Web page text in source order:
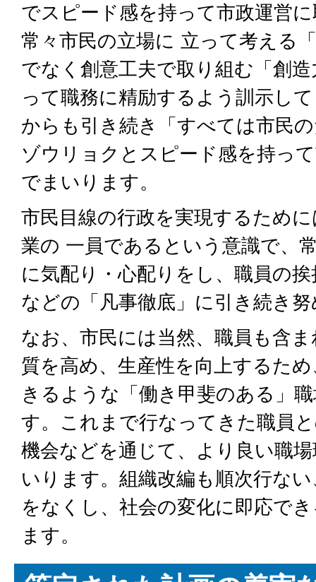
でスピード感を持って市政運営
常々市民の立場に 立って考える
でなく創意工夫で取り組む「創
って職務に精励するよう訓示し
からも引き続き「すべては市民
ゾウリョクとスピード感を持っ
でまいります。
市民目線の行政を実現するため
業の 一員であるという意識で、
に気配り・心配りをし、職員の
などの「凡事徹底」に引き続き
なお、市民には当然、職員も含
質を高め、生産性を向上するた
きるような「働き甲斐のある」
す。これまで行なってきた職員
機会などを通じて、より良い職
いります。組織改編も順次行な
をなくし、社会の変化に即応で
ます。